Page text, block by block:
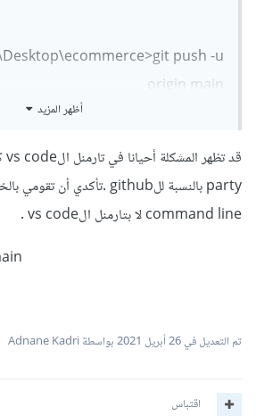
push -u
origin main
ctrl+c to cancel basic credential
Username for 'https://github.com':
Password for 'https://github.com':
remote: Repository not found.
أظهر المزيد
command line لا بتارمنل الvs code .
تم التعديل في26 أبريل 2021 بواسطة Adnane Kadri
اقتباس